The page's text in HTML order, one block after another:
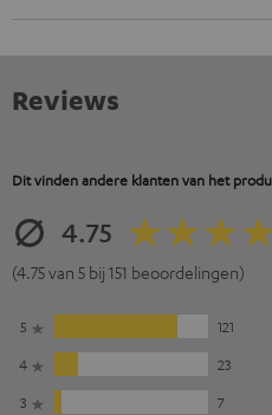
Reviews
Dit vinden andere klanten van het
4.75
(4.75 van 5 bij 151 beoordelingen)
5
121
4
23
3
7